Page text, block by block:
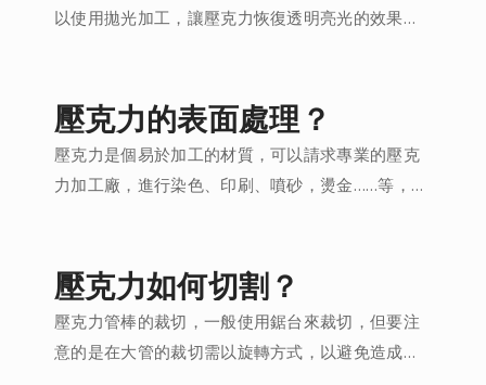
以使用拋光加工，讓壓克力恢復透明亮光的效果，
光(平面)。
壓克力的表面處理？
壓克力是個易於加工的材質，可以請求專業的壓克
力加工廠，進行染色、印刷、噴砂，燙金……等，都
壓克力如何切割？
壓克力管棒的裁切，一般使用鋸台來裁切，但要注
意的是在大管的裁切需以旋轉方式，以避免造成破